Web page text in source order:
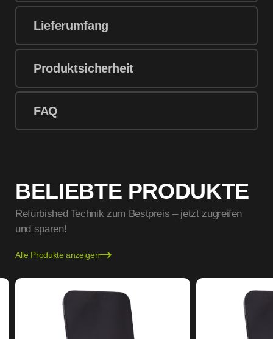
Lieferumfang
Produktsicherheit
FAQ
BELIEBTE PRODUKTE
Refurbished Technik zum Bestpreis – jetzt zugreifen
und sparen!
Alle Produkte anzeigen